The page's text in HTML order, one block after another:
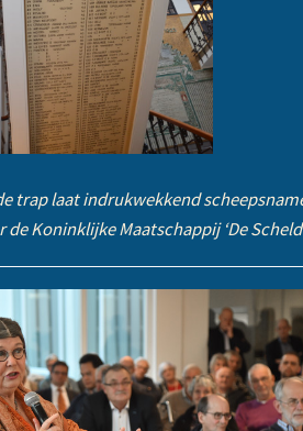
trap laat indrukwekkend
Koninklijke Maatschappij ‘De